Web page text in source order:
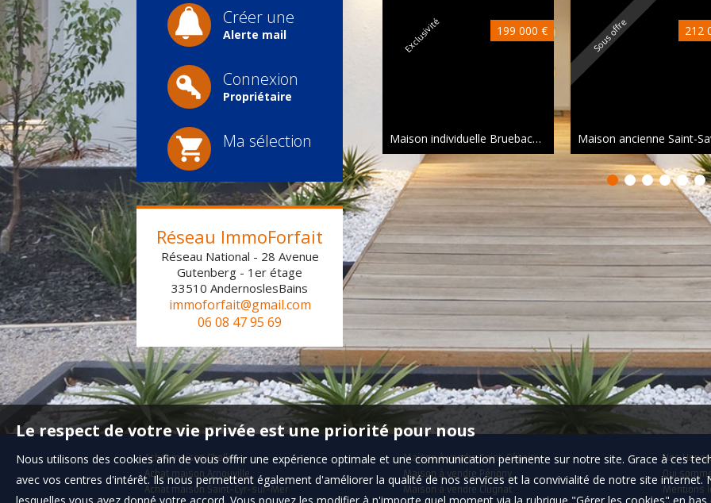
Créer une
Alerte mail
Connexion
Propriétaire
Ma sélection
Réseau ImmoForfait
Réseau National - 28 Avenue
Gutenberg - 1er étage
33510 AndernoslesBains
immoforfait@gmail.com
06 08 47 95 69
Exclusivité 199 000 €
Maison individuelle Bruebach 113 m²
Sous offre 212
1 2 3 4 5 6
Achat maison Chelles
Achat maison Arnouville
Achat maison Saint-Cyr-sur-Mer
Maison à vendre Saint-Césaire
Maison à vendre Périgny
Maison à vendre Clugnat
Nos
Qui
Mentions
Le respect de votre vie privée est une priorité pour nous
Nous utilisons des cookies afin de vous offrir une expérience optimale et une communication pertinente sur notre site. Grace à ces
avec vos centres d'intérêt. Ils nous permettent également d'améliorer la qualité de nos services et la convivialité de notre site